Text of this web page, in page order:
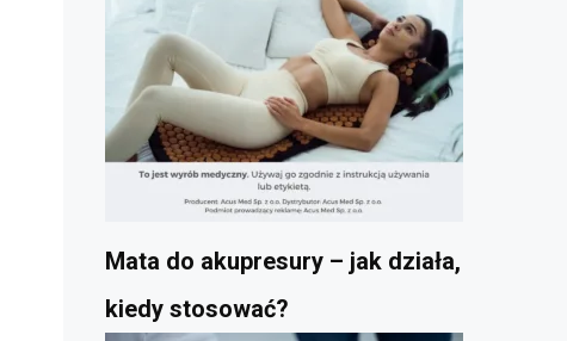
Mata do akupresury – jak działa,
kiedy stosować?